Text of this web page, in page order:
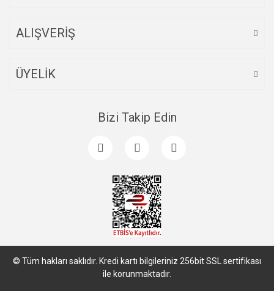
ALIŞVERİŞ
ÜYELİK
Bizi Takip Edin
© Tüm hakları saklıdır. Kredi kartı bilgileriniz 256bit SSL sertifikası
ile korunmaktadır.